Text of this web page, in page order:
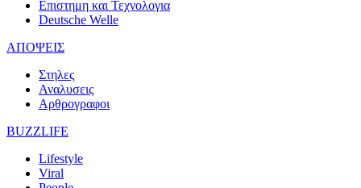
Επιστημη και Τεχνολογια
Deutsche Welle
ΑΠΟΨΕΙΣ
Στηλες
Αναλυσεις
Αρθρογραφοι
BUZZLIFE
Lifestyle
Viral